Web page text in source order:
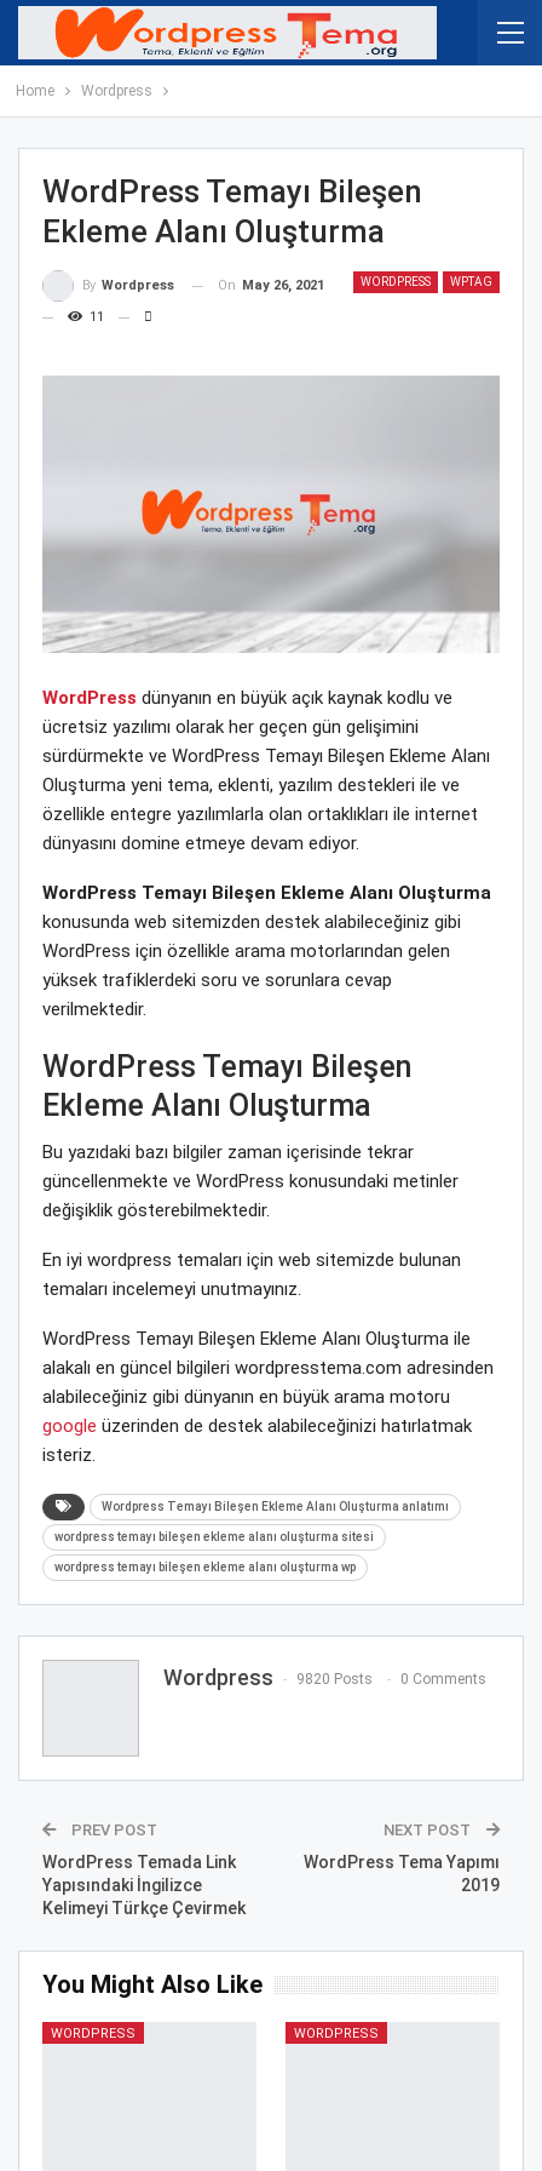
Home Wordpress
WordPress Temayı Bileşen
Ekleme Alanı Oluşturma
WORDPRESS WPTAG
By Wordpress On May 26, 2021
11
WordPress dünyanın en büyük açık kaynak kodlu ve
ücretsiz yazılımı olarak her geçen gün gelişimini
sürdürmekte ve WordPress Temayı Bileşen Ekleme Alanı
Oluşturma yeni tema, eklenti, yazılım destekleri ile ve
özellikle entegre yazılımlarla olan ortaklıkları ile internet
dünyasını domine etmeye devam ediyor.
WordPress Temayı Bileşen Ekleme Alanı Oluşturma
konusunda web sitemizden destek alabileceğiniz gibi
WordPress için özellikle arama motorlarından gelen
yüksek trafiklerdeki soru ve sorunlara cevap
verilmektedir.
WordPress Temayı Bileşen
Ekleme Alanı Oluşturma
Bu yazıdaki bazı bilgiler zaman içerisinde tekrar
güncellenmekte ve WordPress konusundaki metinler
değişiklik gösterebilmektedir.
En iyi wordpress temaları için web sitemizde bulunan
temaları incelemeyi unutmayınız.
WordPress Temayı Bileşen Ekleme Alanı Oluşturma ile
alakalı en güncel bilgileri wordpresstema.com adresinden
alabileceğiniz gibi dünyanın en büyük arama motoru
google üzerinden de destek alabileceğinizi hatırlatmak
isteriz.
Wordpress Temayı Bileşen Ekleme Alanı Oluşturma anlatımı
wordpress temayı bileşen ekleme alanı oluşturma sitesi
wordpress temayı bileşen ekleme alanı oluşturma wp
Wordpress 9820 Posts 0 Comments
PREV POST
WordPress Temada Link
Yapısındaki İngilizce
Kelimeyi Türkçe Çevirmek
NEXT POST
WordPress Tema Yapımı
2019
You Might Also Like
WORDPRESS WORDPRESS